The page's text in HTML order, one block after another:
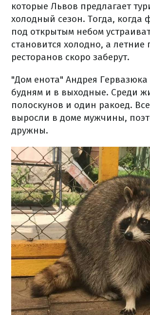
которые Львов предлагает
холодный сезон. Тогда, когда
под открытым небом
становится холодно, а
ресторанов скоро заберут.
"Дом енота" Андрея Гервазюка
будням и в выходные. Среди
полоскунов и один ракоед.
выросли в доме мужчины,
дружны.